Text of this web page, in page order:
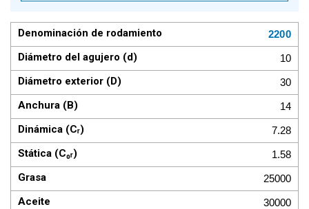
2200
10
30
14
7.28
1.58
25000
30000